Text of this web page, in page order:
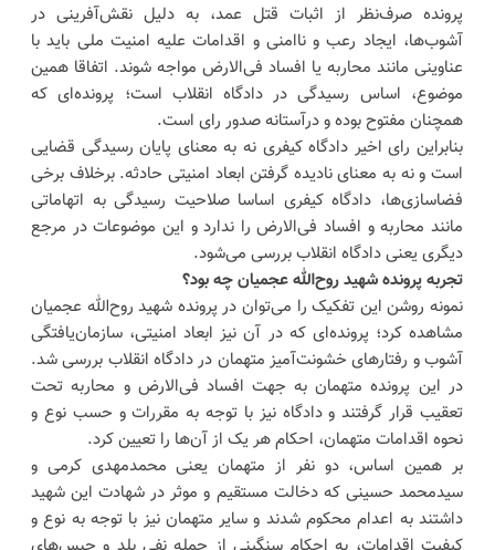
پرونده صرف‌نظر از اثبات قتل عمد، به دلیل نقش‌آفرینی در
آشوب‌ها، ایجاد رعب و ناامنی و اقدامات علیه امنیت ملی باید با
عناوینی مانند محاربه یا افساد فی‌الارض مواجه شوند. اتفاقا همین
موضوع، اساس رسیدگی در دادگاه انقلاب است؛ پرونده‌ای که
همچنان مفتوح بوده و درآستانه صدور رای است.
بنابراین رای اخیر دادگاه کیفری نه به معنای پایان رسیدگی قضایی
است و نه به معنای نادیده گرفتن ابعاد امنیتی حادثه. برخلاف برخی
فضاسازی‌ها، دادگاه کیفری اساسا صلاحیت رسیدگی به اتهاماتی
مانند محاربه و افساد فی‌الارض را ندارد و این موضوعات در مرجع
دیگری یعنی دادگاه انقلاب بررسی می‌شود.
تجربه پرونده شهید روح‌الله عجمیان چه بود؟
نمونه روشن این تفکیک را می‌توان در پرونده شهید روح‌الله عجمیان
مشاهده کرد؛ پرونده‌ای که در آن نیز ابعاد امنیتی، سازمان‌یافتگی
آشوب و رفتارهای خشونت‌آمیز متهمان در دادگاه انقلاب بررسی شد.
در این پرونده متهمان به جهت افساد فی‌الارض و محاربه تحت
تعقیب قرار گرفتند و دادگاه نیز با توجه به مقررات و حسب نوع و
نحوه اقدامات متهمان، احکام هر یک از آن‌ها را تعیین کرد.
بر همین اساس، دو نفر از متهمان یعنی محمدمهدی کرمی و
سیدمحمد حسینی که دخالت مستقیم و موثر در شهادت این شهید
داشتند به اعدام محکوم شدند و سایر متهمان نیز با توجه به نوع و